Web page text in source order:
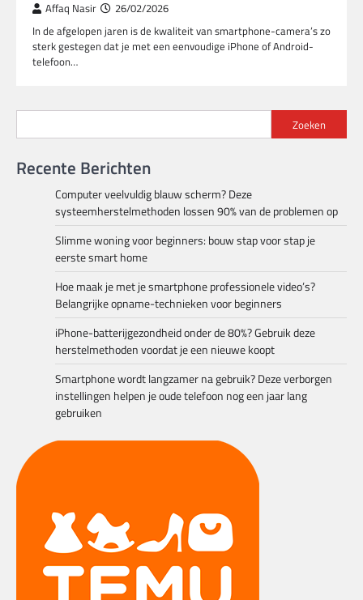
Affaq Nasir 26/02/2026
In de afgelopen jaren is de kwaliteit van smartphone-camera’s zo
sterk gestegen dat je met een eenvoudige iPhone of Android-
telefoon…
Zoeken
Recente Berichten
Computer veelvuldig blauw scherm? Deze
systeemherstelmethoden lossen 90% van de problemen op
Slimme woning voor beginners: bouw stap voor stap je
eerste smart home
Hoe maak je met je smartphone professionele video’s?
Belangrijke opname-technieken voor beginners
iPhone-batterijgezondheid onder de 80%? Gebruik deze
herstelmethoden voordat je een nieuwe koopt
Smartphone wordt langzamer na gebruik? Deze verborgen
instellingen helpen je oude telefoon nog een jaar lang
gebruiken